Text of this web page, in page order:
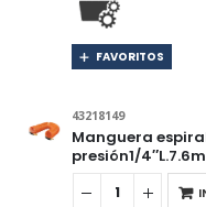
FAVORITOS
43218149
Manguera
presión1/